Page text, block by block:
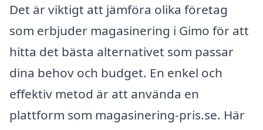
Det är viktigt att jämföra olika företag
som erbjuder magasinering i Gimo för att
hitta det bästa alternativet som passar
dina behov och budget. En enkel och
effektiv metod är att använda en
plattform som magasinering-pris.se. Här